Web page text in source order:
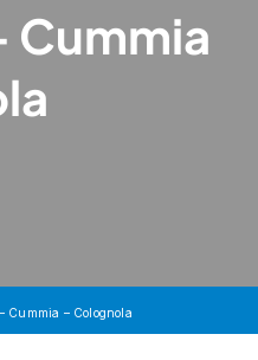
Cummia
Cummia – Colognola